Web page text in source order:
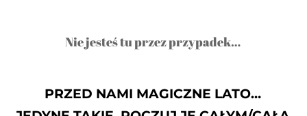
Nie jesteś tu przez przypadek…
PRZED NAMI MAGICZNE LATO…